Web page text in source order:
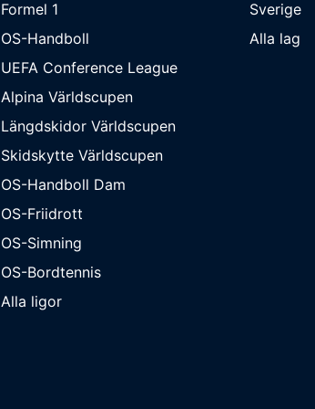
Formel 1
OS-Handboll
UEFA Conference League
Alpina Världscupen
Längdskidor Världscupen
Skidskytte Världscupen
OS-Handboll Dam
OS-Friidrott
OS-Simning
OS-Bordtennis
Alla ligor
Sverige
Alla lag